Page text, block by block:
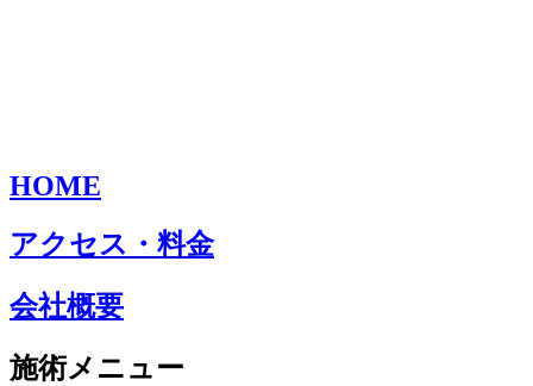
HOME
アクセス・料金
会社概要
施術メニュー